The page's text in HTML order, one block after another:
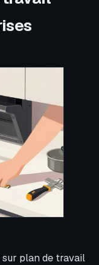
sur plan de travail